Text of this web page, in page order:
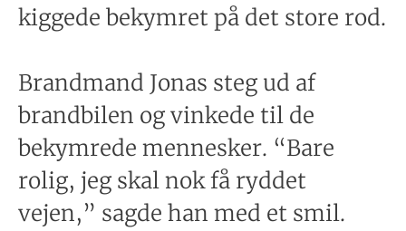
kiggede bekymret på det store rod.
Brandmand Jonas steg ud af
brandbilen og vinkede til de
bekymrede mennesker. “Bare
rolig, jeg skal nok få ryddet
vejen,” sagde han med et smil.